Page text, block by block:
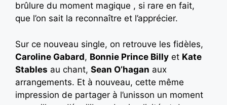
brûlure du moment magique , si rare en fait,
que l’on sait la reconnaître et l’apprécier.
Sur ce nouveau single, on retrouve les fidèles,
Caroline Gabard, Bonnie Prince Billy et Kate
Stables au chant, Sean O’hagan aux
arrangements. Et à nouveau, cette même
impression de partager à l’unisson un moment